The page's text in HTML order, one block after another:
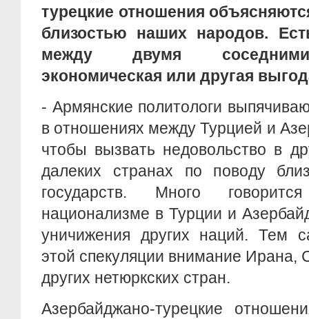
турецкие отношения
близостью наших народов.
между двумя соседними
экономическая или другая
- Армянские политологи
в отношениях между Турцией и
чтобы вызвать недовольство в
далеких странах по поводу
государств. Много
национализме в Турции и
уничижения других наций. Тем
этой спекуляции внимание
других нетюркских стран.
Азербайджано-турецкие